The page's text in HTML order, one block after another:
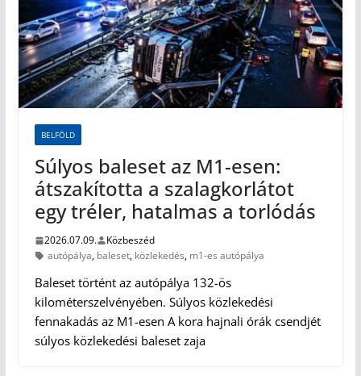
BELFÖLD
Súlyos baleset az M1-esen:
átszakította a szalagkorlátot
egy tréler, hatalmas a torlódás
2026.07.09.
Közbeszéd
autópálya, baleset, közlekedés, m1-es autópálya
Baleset történt az autópálya 132-ös
kilométerszelvényében. Súlyos közlekedési
fennakadás az M1-esen A kora hajnali órák csendjét
súlyos közlekedési baleset zaja